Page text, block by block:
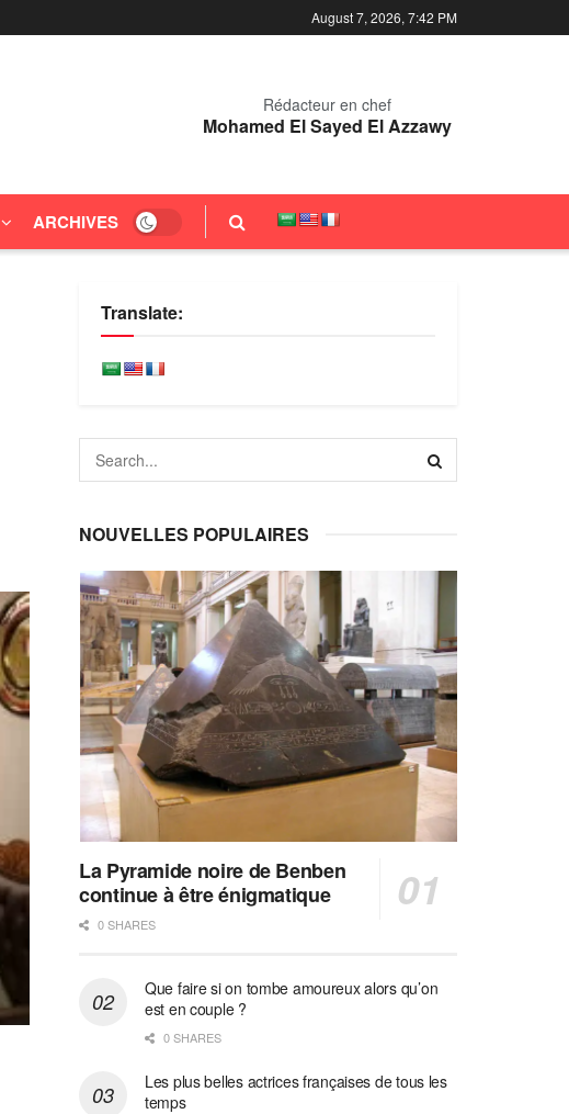
August 7, 2026, 7:42 PM
Rédacteur en chef
Mohamed El Sayed El Azzawy
ARCHIVES
Translate:
NOUVELLES POPULAIRES
La Pyramide noire de Benben
continue à être énigmatique
0 SHARES
Que faire si on tombe amoureux alors qu’on
est en couple ?
0 SHARES
Les plus belles actrices françaises de tous les
temps